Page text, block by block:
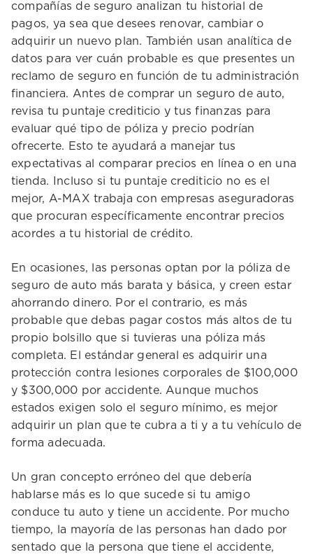
compañías de seguro analizan tu historial de
pagos, ya sea que desees renovar, cambiar o
adquirir un nuevo plan. También usan analítica de
datos para ver cuán probable es que presentes un
reclamo de seguro en función de tu administración
financiera. Antes de comprar un seguro de auto,
revisa tu puntaje crediticio y tus finanzas para
evaluar qué tipo de póliza y precio podrían
ofrecerte. Esto te ayudará a manejar tus
expectativas al comparar precios en línea o en una
tienda. Incluso si tu puntaje crediticio no es el
mejor, A-MAX trabaja con empresas aseguradoras
que procuran específicamente encontrar precios
acordes a tu historial de crédito.
En ocasiones, las personas optan por la póliza de
seguro de auto más barata y básica, y creen estar
ahorrando dinero. Por el contrario, es más
probable que debas pagar costos más altos de tu
propio bolsillo que si tuvieras una póliza más
completa. El estándar general es adquirir una
protección contra lesiones corporales de $100,000
y $300,000 por accidente. Aunque muchos
estados exigen solo el seguro mínimo, es mejor
adquirir un plan que te cubra a ti y a tu vehículo de
forma adecuada.
Un gran concepto erróneo del que debería
hablarse más es lo que sucede si tu amigo
conduce tu auto y tiene un accidente. Por mucho
tiempo, la mayoría de las personas han dado por
sentado que la persona que tiene el accidente,